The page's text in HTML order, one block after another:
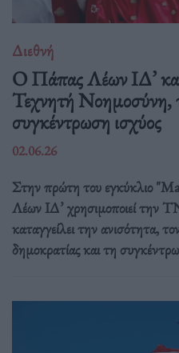
Διεθνή
Ο Πάπας Λέων ΙΔ’
Τεχνητή Νοημοσύνη,
συγκέντρωση ισχύος
02.06.26
Στην πρώτη του εγκύκλιο
Λέων ΙΔ’ χρησιμοποιεί την
καταγγείλει την ανισότητα,
δημοκρατίας και τη